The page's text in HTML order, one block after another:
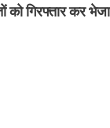
को गिरफ्तार कर